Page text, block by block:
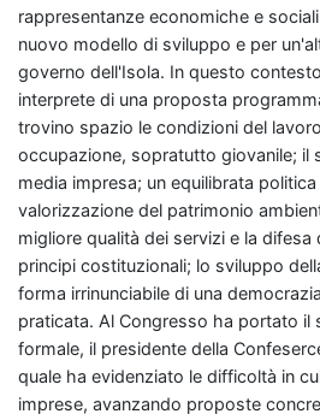
rappresentanze economiche e
nuovo modello di sviluppo e per
governo dell'Isola. In questo
interprete di una proposta
trovino spazio le condizioni del
occupazione, sopratutto giovanile; il
media impresa; un equilibrata
valorizzazione del patrimonio
migliore qualità dei servizi e la difesa
principi costituzionali; lo sviluppo
forma irrinunciabile di una
praticata. Al Congresso ha portato il
formale, il presidente della
quale ha evidenziato le difficoltà in
imprese, avanzando proposte